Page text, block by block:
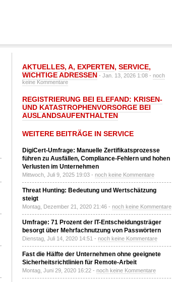
AKTUELLES, A, EXPERTEN, SERVICE,
WICHTIGE ADRESSEN - Jan. 13, 2026 1:08 - noch
keine Kommentare
REGISTRIERUNG BEI ELEFAND: KRISEN-
UND KATASTROPHENVORSORGE BEI
AUSLANDSAUFENTHALTEN
WEITERE BEITRÄGE IN SERVICE
DigiCert-Umfrage: Manuelle Zertifikatsprozesse
führen zu Ausfällen, Compliance-Fehlern und hohen
Verlusten im Unternehmen
Mittwoch, Juli 9, 2025 19:03 - noch keine Kommentare
Threat Hunting: Bedeutung und Wertschätzung
steigt
Montag, Dezember 21, 2020 21:46 - noch keine Kommentare
Umfrage: 71 Prozent der IT-Entscheidungsträger
besorgt über Mehrfachnutzung von Passwörtern
Dienstag, Juli 14, 2020 14:51 - noch keine Kommentare
Fast die Hälfte der Unternehmen ohne geeignete
Sicherheitsrichtlinien für Remote-Arbeit
Montag, Juni 29, 2020 16:22 - noch keine Kommentare